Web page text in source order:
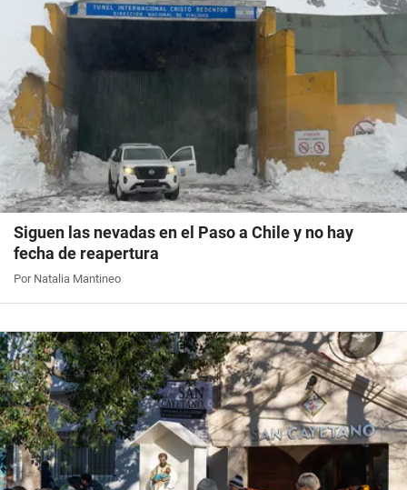
Siguen las nevadas en el Paso a Chile y no hay
fecha de reapertura
Por Natalia Mantineo